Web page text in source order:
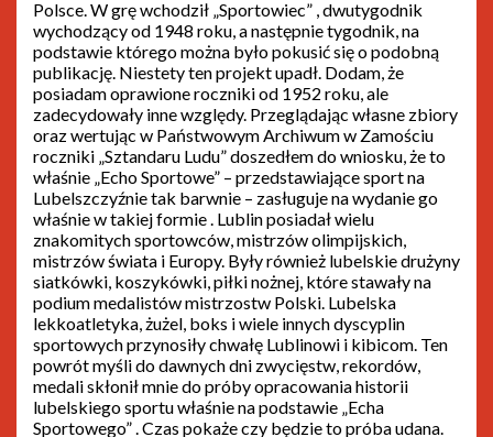
Polsce. W grę wchodził „Sportowiec” , dwutygodnik
wychodzący od 1948 roku, a następnie tygodnik, na
podstawie którego można było pokusić się o podobną
publikację. Niestety ten projekt upadł. Dodam, że
posiadam oprawione roczniki od 1952 roku, ale
zadecydowały inne względy. Przeglądając własne zbiory
oraz wertując w Państwowym Archiwum w Zamościu
roczniki „Sztandaru Ludu” doszedłem do wniosku, że to
właśnie „Echo Sportowe” – przedstawiające sport na
Lubelszczyźnie tak barwnie – zasługuje na wydanie go
właśnie w takiej formie . Lublin posiadał wielu
znakomitych sportowców, mistrzów olimpijskich,
mistrzów świata i Europy. Były również lubelskie drużyny
siatkówki, koszykówki, piłki nożnej, które stawały na
podium medalistów mistrzostw Polski. Lubelska
lekkoatletyka, żużel, boks i wiele innych dyscyplin
sportowych przynosiły chwałę Lublinowi i kibicom. Ten
powrót myśli do dawnych dni zwycięstw, rekordów,
medali skłonił mnie do próby opracowania historii
lubelskiego sportu właśnie na podstawie „Echa
Sportowego” . Czas pokaże czy będzie to próba udana.